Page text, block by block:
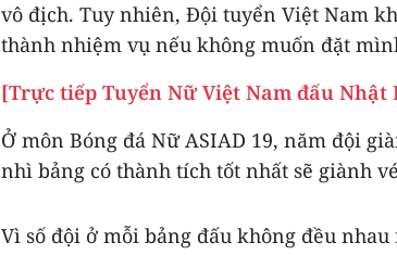
vô địch. Tuy nhiên, Đội tuyển Việt Nam
thành nhiệm vụ nếu không muốn đặt
[Trực tiếp Tuyển Nữ Việt Nam đấu
Ở môn Bóng đá Nữ ASIAD 19, năm đội
nhì bảng có thành tích tốt nhất sẽ giành
Vì số đội ở mỗi bảng đấu không đều